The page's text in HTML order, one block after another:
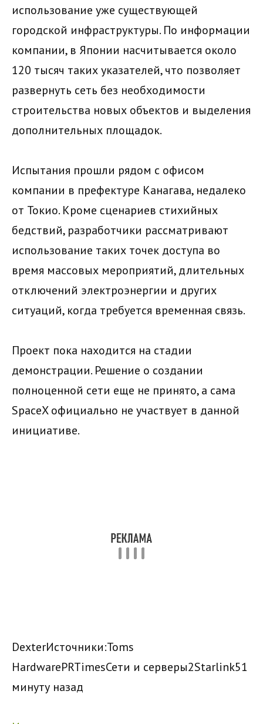
использование уже существующей
городской инфраструктуры. По информации
компании, в Японии насчитывается около
120 тысяч таких указателей, что позволяет
развернуть сеть без необходимости
строительства новых объектов и выделения
дополнительных площадок.
Испытания прошли рядом с офисом
компании в префектуре Канагава, недалеко
от Токио. Кроме сценариев стихийных
бедствий, разработчики рассматривают
использование таких точек доступа во
время массовых мероприятий, длительных
отключений электроэнергии и других
ситуаций, когда требуется временная связь.
Проект пока находится на стадии
демонстрации. Решение о создании
полноценной сети еще не принято, а сама
SpaceX официально не участвует в данной
инициативе.
DexterИсточники:Toms
HardwarePRTimesСети и серверы2Starlink51
минуту назад